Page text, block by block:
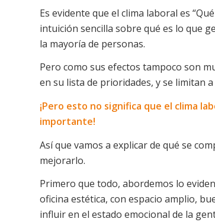
Es evidente que el clima laboral es
intuición sencilla sobre qué es lo que
la mayoría de personas.
Pero como sus efectos tampoco son
en su lista de prioridades, y se limitan
¡Pero esto no significa que el clima
importante!
Así que vamos a explicar de qué se
mejorarlo.
Primero que todo, abordemos lo
oficina estética, con espacio amplio,
influir en el estado emocional de la